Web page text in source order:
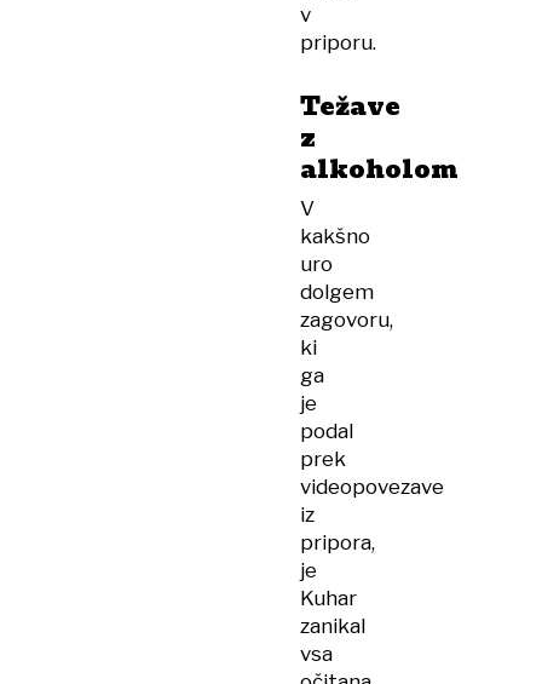
v
priporu.
Težave
z
alkoholom
V
kakšno
uro
dolgem
zagovoru,
ki
ga
je
podal
prek
videopovezave
iz
pripora,
je
Kuhar
zanikal
vsa